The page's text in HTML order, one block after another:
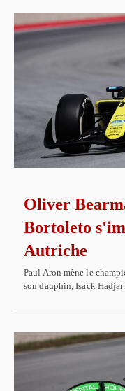
Oliver
Bortoleto
Autriche
Paul Aron mène le
son dauphin, Isack